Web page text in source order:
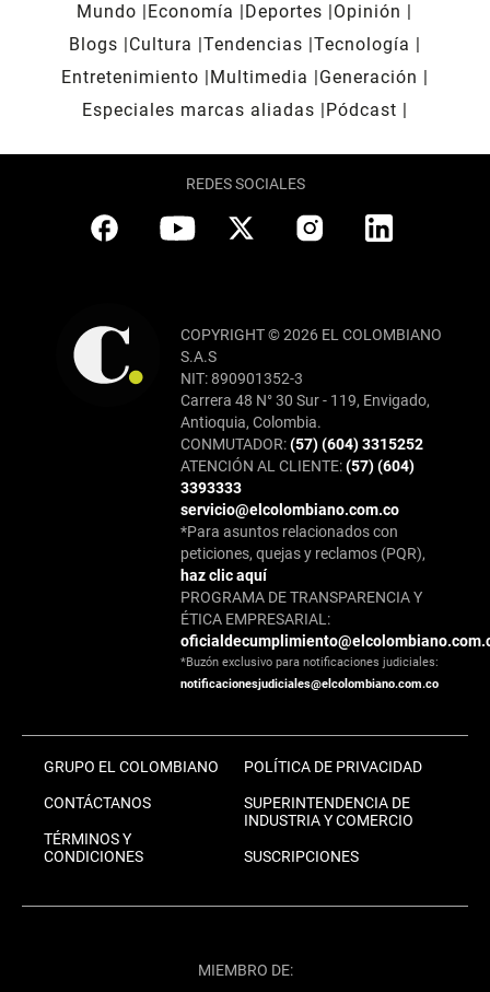
Mundo Economía Deportes
Opinión
Blogs
Cultura Tendencias Tecnología
Entretenimiento
Multimedia
Generación
Especiales marcas aliadas
Pódcast
REDES SOCIALES
COPYRIGHT © 2026 EL COLOMBIANO
S.A.S
NIT: 890901352-3
Carrera 48 N° 30 Sur - 119, Envigado,
Antioquia, Colombia.
CONMUTADOR:(57) (604) 3315252
ATENCIÓN AL CLIENTE:(57) (604)
3393333
servicio@elcolombiano.com.co
*Para asuntos relacionados con
peticiones, quejas y reclamos (PQR),
haz clic aquí
PROGRAMA DE TRANSPARENCIA Y
ÉTICA EMPRESARIAL:
*Buzón exclusivo para notificaciones judiciales:
notificacionesjudiciales@elcolombiano.com.co
GRUPO EL COLOMBIANO
CONTÁCTANOS
TÉRMINOS Y
CONDICIONES
POLÍTICA DE PRIVACIDAD
SUPERINTENDENCIA DE
INDUSTRIA Y COMERCIO
SUSCRIPCIONES
MIEMBRO DE: